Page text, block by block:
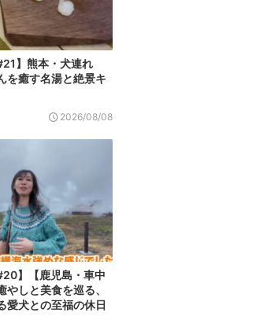
】熊本・犬連れ
を癒す名湯と絶景キ
2026/08/08
】【鹿児島・車中
しと美食を巡る、
愛犬との至福の休日